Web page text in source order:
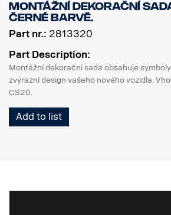
Montážní dekorační
černé barvě.
Part nr.: 2813320
Part Description:
Montážní dekorační sada obsahuje
zvýrazní design vašeho nového vozidla.
CS20.
Add to list